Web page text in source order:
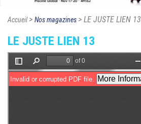
Accueil> Nos magazines> LE JUSTE LIEN 13
LE JUSTE LIEN 13